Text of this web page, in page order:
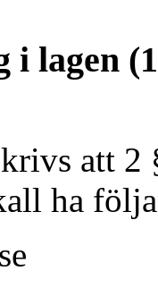
lagen
att 2
ha